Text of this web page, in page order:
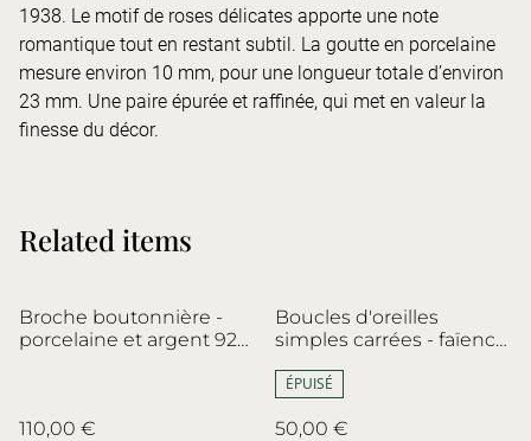
1938. Le motif de roses délicates apporte une note
romantique tout en restant subtil. La goutte en porcelaine
mesure environ 10 mm, pour une longueur totale d’environ
23 mm. Une paire épurée et raffinée, qui met en valeur la
finesse du décor.
Related items
Broche boutonnière -
porcelaine et argent 925
110,00 €
Boucles d'oreilles
simples carrées - faïence
ÉPUISÉ
50,00 €